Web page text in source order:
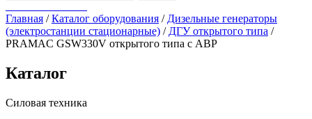
Главная /Каталог оборудования / Дизельные генераторы
(электростанции стационарные) / ДГУ открытого типа /
PRAMAC GSW330V открытого типа с АВР
Каталог
Силовая техника